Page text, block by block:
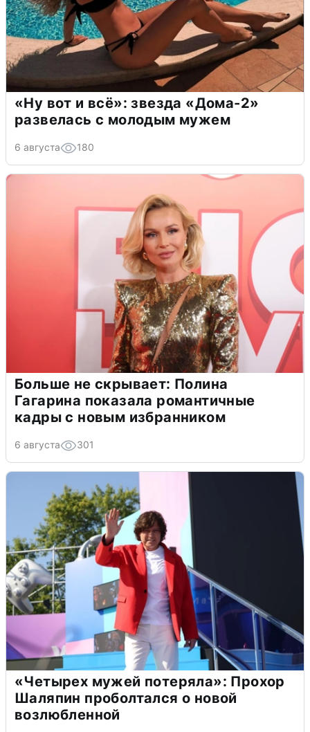
«Ну вот и всё»: звезда «Дома-2»
развелась с молодым мужем
6 августа 180
Больше не скрывает: Полина
Гагарина показала романтичные
кадры с новым избранником
6 августа 301
«Четырех мужей потеряла»: Прохор
Шаляпин проболтался о новой
возлюбленной